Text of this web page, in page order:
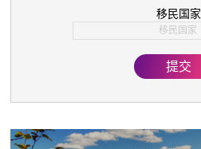
子女教育
移民国家
移民国家
欧洲
亚洲
提交